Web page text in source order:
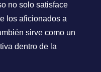
no solo satisface
los aficionados a
sirve como un
dentro de la